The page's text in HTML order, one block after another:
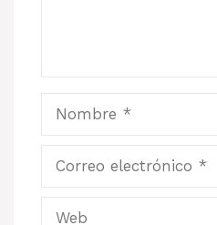
Nombre